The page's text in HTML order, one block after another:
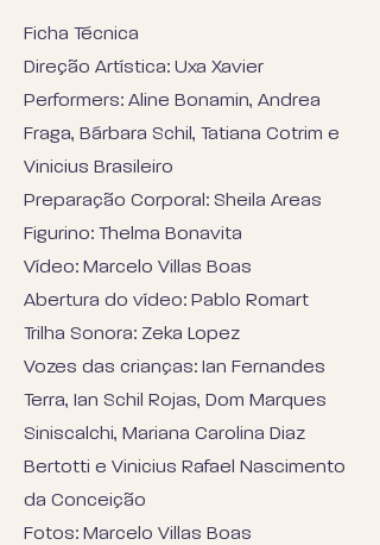
Ficha Técnica
Direção Artística: Uxa Xavier
Performers: Aline Bonamin, Andrea
Fraga, Bárbara Schil, Tatiana Cotrim e
Vinicius Brasileiro
Preparação Corporal: Sheila Areas
Figurino: Thelma Bonavita
Vídeo: Marcelo Villas Boas
Abertura do vídeo: Pablo Romart
Trilha Sonora: Zeka Lopez
Vozes das crianças: Ian Fernandes
Terra, Ian Schil Rojas, Dom Marques
Siniscalchi, Mariana Carolina Diaz
Bertotti e Vinicius Rafael Nascimento
da Conceição
Fotos: Marcelo Villas Boas